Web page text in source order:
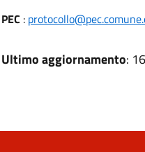
PEC :
Ultimo aggiornamento: